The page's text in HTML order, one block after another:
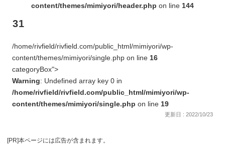
content/themes/mimiyori/header.php on line 144
31
/home/rivfield/rivfield.com/public_html/mimiyori/wp-
content/themes/mimiyori/single.php on line 16
categoryBox">
Warning: Undefined array key 0 in
/home/rivfield/rivfield.com/public_html/mimiyori/wp-
content/themes/mimiyori/single.php on line 19
更新日 : 2022/10/23
[PR]本ページには広告が含まれます。